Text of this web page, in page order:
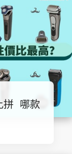
動
欄
拼 哪款